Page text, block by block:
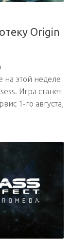
Origin
на этой неделе
Игра станет
1-го августа,